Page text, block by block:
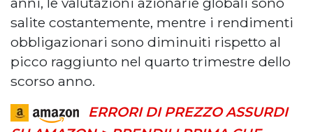
salite costantemente, mentre i rendimenti
obbligazionari sono diminuiti rispetto al
picco raggiunto nel quarto trimestre dello
scorso anno.
ERRORI DI PREZZO ASSURDI